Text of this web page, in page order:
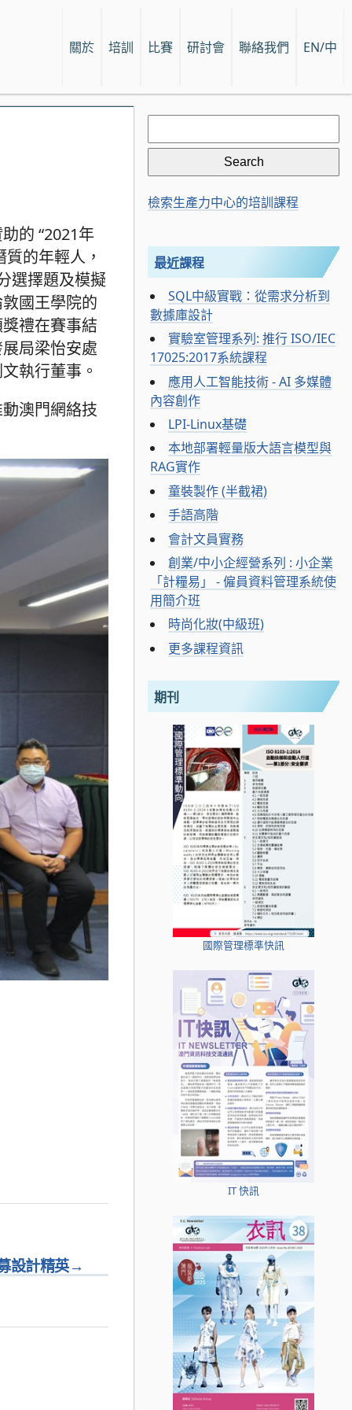
關於 培訓 比賽 研討會 聯絡我們 EN/中
的 “2021年
的年輕人，
選擇題及模擬
國王學院的
禮在賽事結
局梁怡安處
執行董事。
澳門網絡技
→
設計精英
Search
for:
檢索生產力中心的培訓課程
最近課程
SQL中級實戰：從需求分析到
數據庫設計
實驗室管理系列: 推行 ISO/IEC
17025:2017系統課程
應用人工智能技術 - AI 多媒體
內容創作
LPI-Linux基礎
本地部署輕量版大語言模型與
RAG實作
童裝製作 (半截裙)
手語高階
會計文員實務
創業/中小企經營系列 : 小企業
「計糧易」 - 僱員資料管理系統使
用簡介班
時尚化妝(中級班)
更多課程資訊
期刊
國際管理標準快訊
IT 快訊